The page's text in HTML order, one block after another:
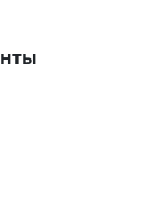
по
3.
Ваши
Купи с